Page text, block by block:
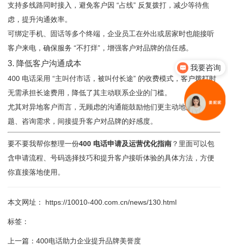
支持多线路同时接入，避免客户因 “占线” 反复拨打，减少等待焦
虑，提升沟通效率。
可绑定手机、固话等多个终端，企业员工在外出或居家时也能接听
客户来电，确保服务 “不打烊”，增强客户对品牌的信任感。
3. 降低客户沟通成本
400 电话采用 “主叫付市话，被叫付长途” 的收费模式，客户拨打时
无需承担长途费用，降低了其主动联系企业的门槛。
尤其对异地客户而言，无顾虑的沟通能鼓励他们更主动地反馈问
题、咨询需求，间接提升客户对品牌的好感度。
要不要我帮你整理一份400 电话申请及运营优化指南 ？里面可以包
含申请流程、号码选择技巧和提升客户接听体验的具体方法，方便
你直接落地使用。
本文网址： https://10010-400.com.cn/news/130.html
标签：
上一篇： 400电话助力企业提升品牌美誉度
我要咨询